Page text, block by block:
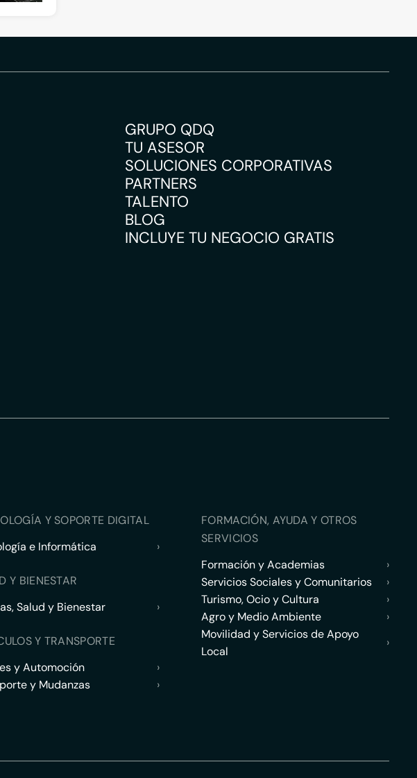
GRUPO QDQ
TU ASESOR
SOLUCIONES CORPORATIVAS
PARTNERS
TALENTO
BLOG
INCLUYE TU NEGOCIO GRATIS
Y SOPORTE DIGITAL
e Informática
›
Y BIENESTAR
Salud y Bienestar
›
Y TRANSPORTE
y Automoción
›
y Mudanzas
›
FORMACIÓN, AYUDA Y OTROS
SERVICIOS
Formación y Academias
›
Servicios Sociales y Comunitarios
›
Turismo, Ocio y Cultura
›
Agro y Medio Ambiente
›
Movilidad y Servicios de Apoyo
Local
›